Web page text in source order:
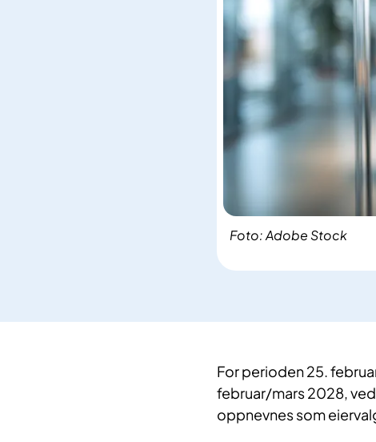
Foto: Adobe Stock
For perioden 25.
februar/mars 2028,
oppnevnes som